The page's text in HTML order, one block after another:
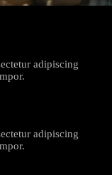
adipiscing
adipiscing